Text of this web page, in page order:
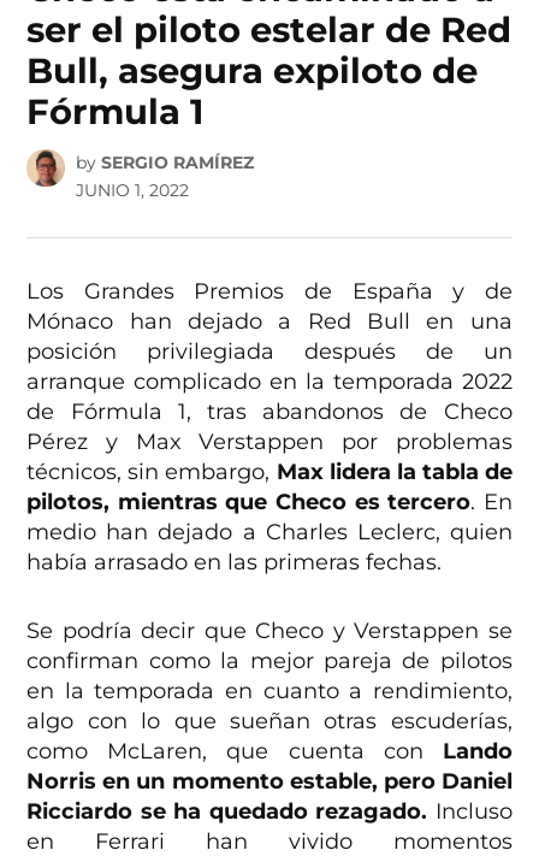
ser el piloto estelar de Red
Bull, asegura expiloto de
Fórmula 1
by SERGIO RAMÍREZ
JUNIO 1, 2022
Los Grandes Premios de España y de
Mónaco han dejado a Red Bull en una
posición privilegiada después de un
arranque complicado en la temporada 2022
de Fórmula 1, tras abandonos de Checo
Pérez y Max Verstappen por problemas
técnicos, sin embargo, Max lidera la tabla de
pilotos, mientras que Checo es tercero. En
medio han dejado a Charles Leclerc, quien
había arrasado en las primeras fechas.
Se podría decir que Checo y Verstappen se
confirman como la mejor pareja de pilotos
en la temporada en cuanto a rendimiento,
algo con lo que sueñan otras escuderías,
como McLaren, que cuenta con Lando
Norris en un momento estable, pero Daniel
Ricciardo se ha quedado rezagado. Incluso
en Ferrari han vivido momentos